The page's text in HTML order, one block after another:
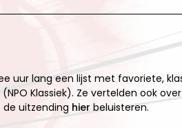
uur lang een lijst met favoriete,
(NPO Klassiek). Ze vertelden ook over
de uitzending hier beluisteren.